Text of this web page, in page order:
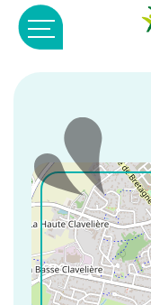
Panneau de gestion